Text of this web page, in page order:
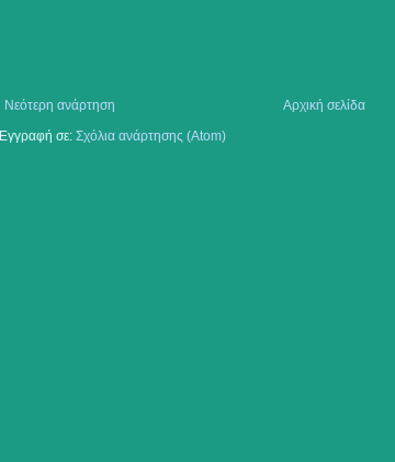
Νεότερη ανάρτηση
Αρχική σελίδα
Εγγραφή σε: Σχόλια ανάρτησης (Atom)